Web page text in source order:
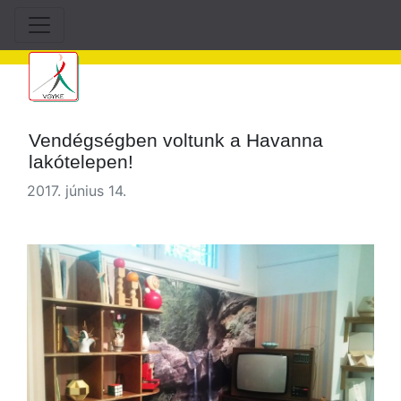
Vendégségben voltunk a Havanna
lakótelepen!
2017. június 14.